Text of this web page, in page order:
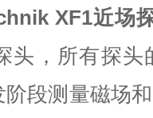
XF1近场
头，所有探头
段测量磁场